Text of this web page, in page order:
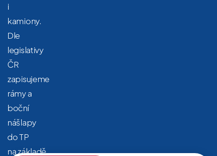
i
kamiony.
Dle
legislativy
ČR
zapisujeme
rámy a
boční
nášlapy
do TP
na základě